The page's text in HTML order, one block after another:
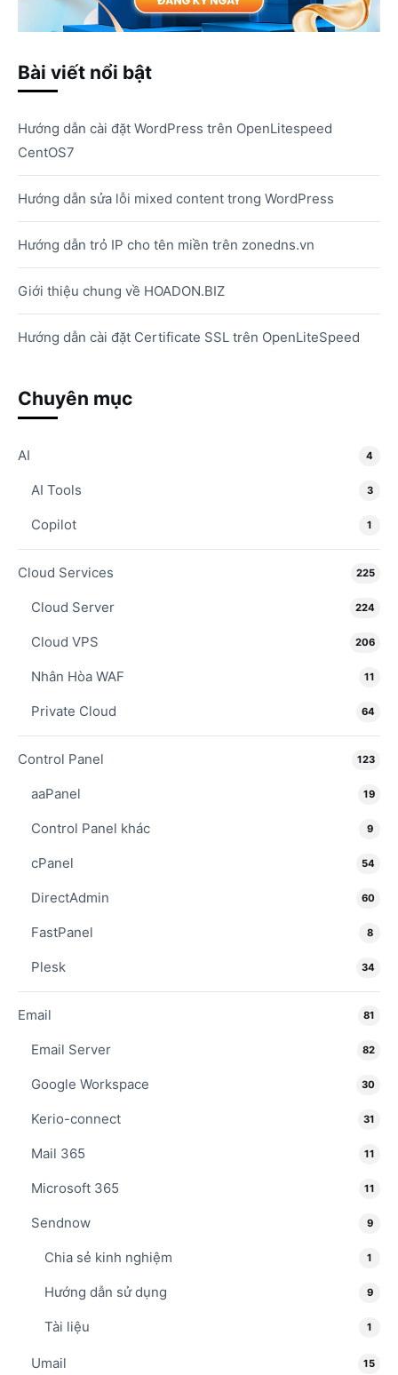
Bài viết nổi bật
Hướng dẫn cài đặt WordPress trên OpenLitespeed
CentOS7
Hướng dẫn sửa lỗi mixed content trong WordPress
Hướng dẫn trỏ IP cho tên miền trên zonedns.vn
Giới thiệu chung về HOADON.BIZ
Hướng dẫn cài đặt Certificate SSL trên OpenLiteSpeed
Chuyên mục
AI 4
AI Tools 3
Copilot 1
Cloud Services 225
Cloud Server 224
Cloud VPS 206
Nhân Hòa WAF 11
Private Cloud 64
Control Panel 123
aaPanel 19
Control Panel khác 9
cPanel 54
DirectAdmin 60
FastPanel 8
Plesk 34
Email 81
Email Server 82
Google Workspace 30
Kerio-connect 31
Mail 365 11
Microsoft 365 11
Sendnow 9
Chia sẻ kinh nghiệm 1
Hướng dẫn sử dụng 9
Tài liệu 1
Umail 15